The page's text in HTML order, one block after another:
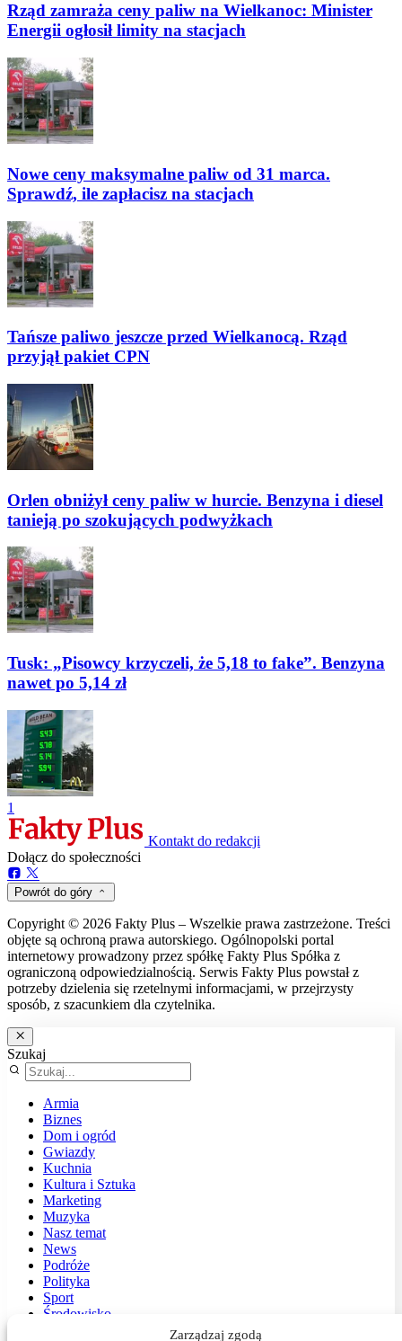
Zarządzaj zgodą
Rząd zamraża ceny paliw na Wielkanoc: Minister
Energii ogłosił limity na stacjach
Nowe ceny maksymalne paliw od 31 marca.
Sprawdź, ile zapłacisz na stacjach
Tańsze paliwo jeszcze przed Wielkanocą. Rząd
przyjął pakiet CPN
Orlen obniżył ceny paliw w hurcie. Benzyna i diesel
tanieją po szokujących podwyżkach
Tusk: „Pisowcy krzyczeli, że 5,18 to fake”. Benzyna
nawet po 5,14 zł
1
Kontakt do redakcji
Dołącz do społeczności
Powrót do góry
Copyright © 2026 Fakty Plus – Wszelkie prawa zastrzeżone. Treści
objęte są ochroną prawa autorskiego. Ogólnopolski portal
internetowy prowadzony przez spółkę Fakty Plus Spółka z
ograniczoną odpowiedzialnością. Serwis Fakty Plus powstał z
potrzeby dzielenia się rzetelnymi informacjami, w przejrzysty
sposób, z szacunkiem dla czytelnika.
Szukaj
Armia
Biznes
Dom i ogród
Gwiazdy
Kuchnia
Kultura i Sztuka
Marketing
Muzyka
Nasz temat
News
Podróże
Polityka
Sport
Środowisko